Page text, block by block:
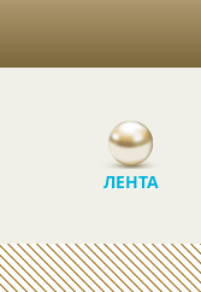
ЛЕНТА